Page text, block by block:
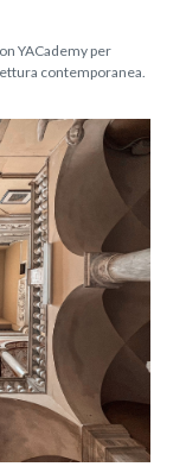
YACademy per
contemporanea.